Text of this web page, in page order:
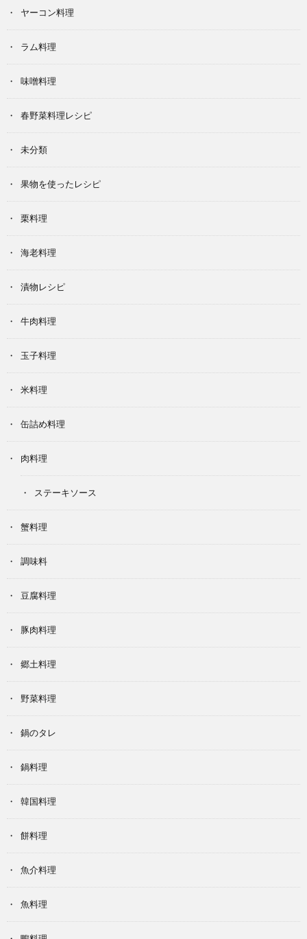
ヤーコン料理
ラム料理
味噌料理
春野菜料理レシピ
未分類
果物を使ったレシピ
栗料理
海老料理
漬物レシピ
牛肉料理
玉子料理
米料理
缶詰め料理
肉料理
ステーキソース
蟹料理
調味料
豆腐料理
豚肉料理
郷土料理
野菜料理
鍋のタレ
鍋料理
韓国料理
餅料理
魚介料理
魚料理